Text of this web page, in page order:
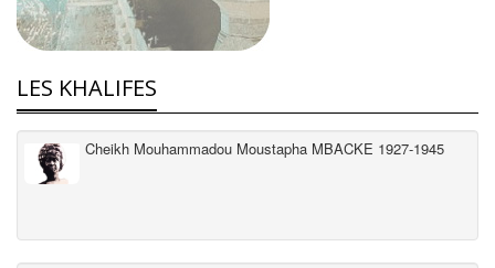
LES KHALIFES
Cheikh Mouhammadou Moustapha MBACKE 1927-1945